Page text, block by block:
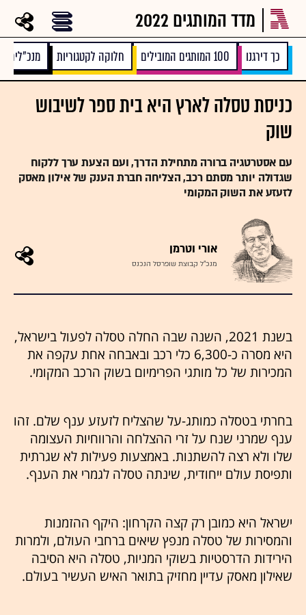
מדד המותגים 2022
כך דירגנו 100 המותגים המובילים חלוקה לקטגוריות מנכ”לים
כניסת טסלה לארץ היא בית ספר לשיבוש
שוק
עם אסטרטגיה ברורה מתחילת הדרך, ועם הצעת ערך ללקוח
שגדולה יותר מסתם רכב, הצליחה חברת הענק של אילון מאסק
לזעזע את השוק המקומי
אורי וטרמן
מנכ"ל קבוצת שופרסל הנכנס
בשנת 2021, השנה שבה החלה טסלה לפעול בישראל,
היא מסרה כ-6,300 כלי רכב ובאבחה אחת עקפה את
המכירות של כל מותגי הפרימיום בשוק הרכב המקומי.
בחרתי בטסלה כמותג-על שהצליח לזעזע ענף שלם. זהו
ענף שמרני שנח על זרי ההצלחה והרווחיות העצומה
שלו ולא רצה להשתנות. באמצעות פעילות לא שגרתית
ותפיסת עולם ייחודית, שינתה טסלה לגמרי את הענף.
ישראל היא כמובן רק קצה הקרחון: היקף ההזמנות
והמסירות של טסלה מנפץ שיאים ברחבי העולם, ולמרות
הירידות הדרסטיות בשוקי המניות, טסלה היא הסיבה
שאילון מאסק עדיין מחזיק בתואר האיש העשיר בעולם.